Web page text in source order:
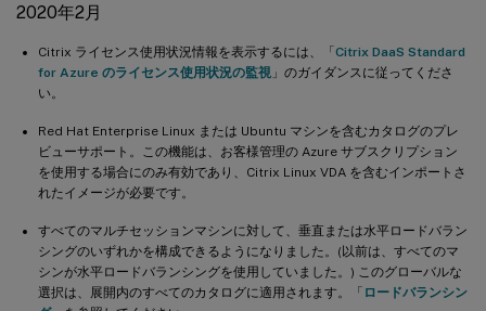
2020年2月
Citrix ライセンス使用状況情報を表示するには、「Citrix DaaS Standard
for Azure のライセンス使用状況の監視 」のガイダンスに従ってくださ
い。
Red Hat Enterprise Linux または Ubuntu マシンを含むカタログのプレ
ビューサポート。この機能は、お客様管理の Azure サブスクリプション
を使用する場合にのみ有効であり、Citrix Linux VDA を含むインポートさ
れたイメージが必要です。
すべてのマルチセッションマシンに対して、垂直または水平ロードバラン
シングのいずれかを構成できるようになりました。(以前は、すべてのマ
シンが水平ロードバランシングを使用していました。) このグローバルな
選択は、展開内のすべてのカタログに適用されます。「 ロードバランシン